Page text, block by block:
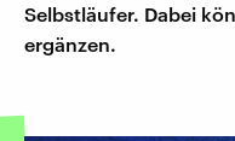
Selbstläufer. Dabei
ergänzen.